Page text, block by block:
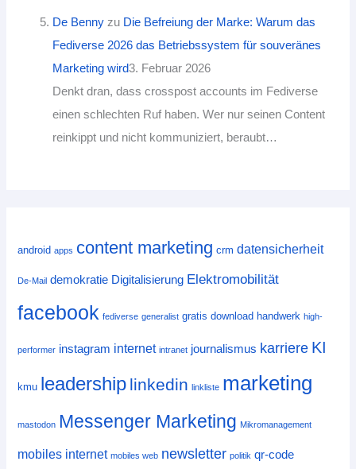
De Benny zu Die Befreiung der Marke: Warum das
Fediverse 2026 das Betriebssystem für souveränes
Marketing wird3. Februar 2026
Denkt dran, dass crosspost accounts im Fediverse
einen schlechten Ruf haben. Wer nur seinen Content
reinkippt und nicht kommuniziert, beraubt…
android apps content marketing crm datensicherheit
De-Mail demokratie Digitalisierung Elektromobilität
facebook fediverse generalist gratis download handwerk high-
performer instagram internet intranet journalismus karriere KI
kmu leadership linkedin linkliste marketing
mastodon Messenger Marketing Mikromanagement
mobiles internet mobiles web newsletter politik qr-code